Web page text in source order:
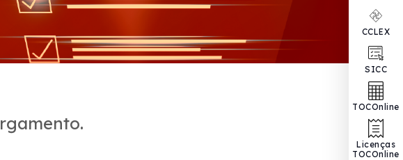
CCLEX
SICC
TOCOnline
Licenças
TOCOnline